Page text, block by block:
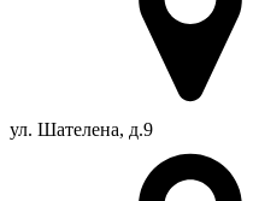
ул. Шателена, д.9